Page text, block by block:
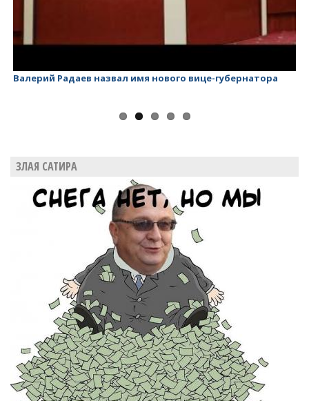
Валерий Радаев - губернатор, у которого ничего нет!
ЗЛАЯ САТИРА